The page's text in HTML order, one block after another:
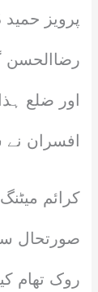
پرویز
رضاالحسن
اور ضلع
افسران
کرائم
صورتحال
روک تھام